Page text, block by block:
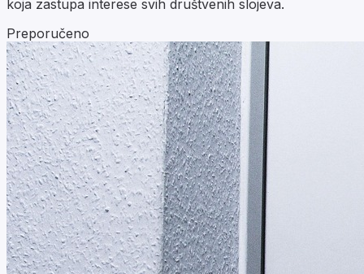
koja zastupa interese svih društvenih slojeva.
Preporučeno